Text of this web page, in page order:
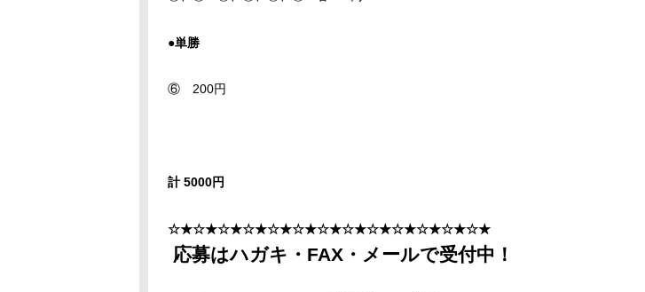
●単勝
⑥ 200円
計 5000円
☆★☆★☆★☆★☆★☆★☆★☆★☆★☆★☆★☆★☆★
応募はハガキ・FAX・メールで受付中！